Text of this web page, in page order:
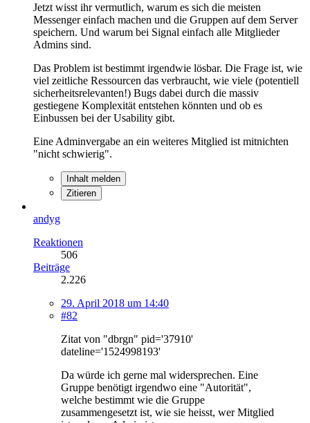
Jetzt wisst ihr vermutlich, warum es sich die meisten
Messenger einfach machen und die Gruppen auf dem Server
speichern. Und warum bei Signal einfach alle Mitglieder
Admins sind.
Das Problem ist bestimmt irgendwie lösbar. Die Frage ist, wie
viel zeitliche Ressourcen das verbraucht, wie viele (potentiell
sicherheitsrelevanten!) Bugs dabei durch die massiv
gestiegene Komplexität entstehen könnten und ob es
Einbussen bei der Usability gibt.
Eine Adminvergabe an ein weiteres Mitglied ist mitnichten
"nicht schwierig".
Inhalt melden
Zitieren
andyg
Reaktionen
506
Beiträge
2.226
29. April 2018 um 14:40
#82
Zitat von "dbrgn" pid='37910'
dateline='1524998193'
Da würde ich gerne mal widersprechen. Eine
Gruppe benötigt irgendwo eine "Autorität",
welche bestimmt wie die Gruppe
zusammengesetzt ist, wie sie heisst, wer Mitglied